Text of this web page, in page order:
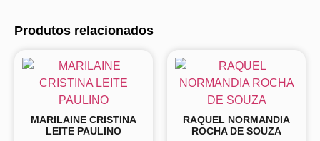
Produtos relacionados
MARILAINE CRISTINA
LEITE PAULINO
RAQUEL NORMANDIA
ROCHA DE SOUZA